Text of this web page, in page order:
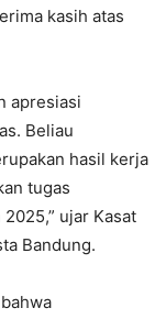
kasih atas
apresiasi
Beliau
hasil kerja
tugas
ujar Kasat
Bandung.